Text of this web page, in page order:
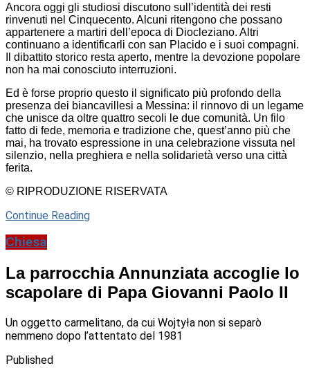
Ancora oggi gli studiosi discutono sull’identità dei resti
rinvenuti nel Cinquecento. Alcuni ritengono che possano
appartenere a martiri dell’epoca di Diocleziano. Altri
continuano a identificarli con san Placido e i suoi compagni.
Il dibattito storico resta aperto, mentre la devozione popolare
non ha mai conosciuto interruzioni.
Ed è forse proprio questo il significato più profondo della
presenza dei biancavillesi a Messina: il rinnovo di un legame
che unisce da oltre quattro secoli le due comunità. Un filo
fatto di fede, memoria e tradizione che, quest’anno più che
mai, ha trovato espressione in una celebrazione vissuta nel
silenzio, nella preghiera e nella solidarietà verso una città
ferita.
© RIPRODUZIONE RISERVATA
Continue Reading
Chiesa
La parrocchia Annunziata accoglie lo
scapolare di Papa Giovanni Paolo II
Un oggetto carmelitano, da cui Wojtyła non si separò
nemmeno dopo l’attentato del 1981
Published